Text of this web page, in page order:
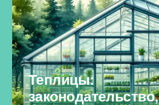
Теплицы:
законодательство,